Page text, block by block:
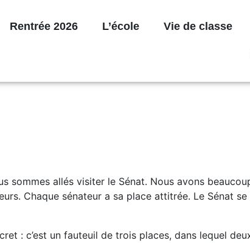
Rentrée 2026 L’école Vie de classe
sommes allés visiter le Sénat. Nous avons
Chaque sénateur a sa place attitrée. Le Sénat
: c’est un fauteuil de trois places, dans lequel